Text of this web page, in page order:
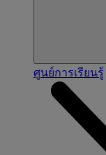
ศูนย์การเรียนรู้